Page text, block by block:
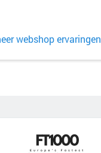
webshop ervaringen